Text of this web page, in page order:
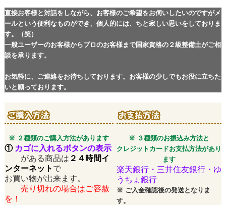
直接お客様と対話をしながら、お客様のご希望をお伺いしたいのですがメ
ールという便利なものができ、個人的には、ちと寂しい思いをしておりま
す。（笑）
一般ユーザーのお客様からプロのお客様まで国家資格の２級整備士がご相
談を承ります。
お気軽に、ご連絡をお待ちしております。お客様の少しでもお役に立ちた
いと願っております。
※ ２種類のご購入方法があります
※ ３種類のお振込み方法と
クレジットカードお支払方法があり
ます
① カゴに入れるボタンの表示
がある商品は ２４時間イ
ンターネット で
お買い物が出来ます。
売り切れの場合はご容赦
を！
楽天銀行・三井住友銀行・ゆ
うちょ銀行
※ ご入金確認後の発送となりま
す。